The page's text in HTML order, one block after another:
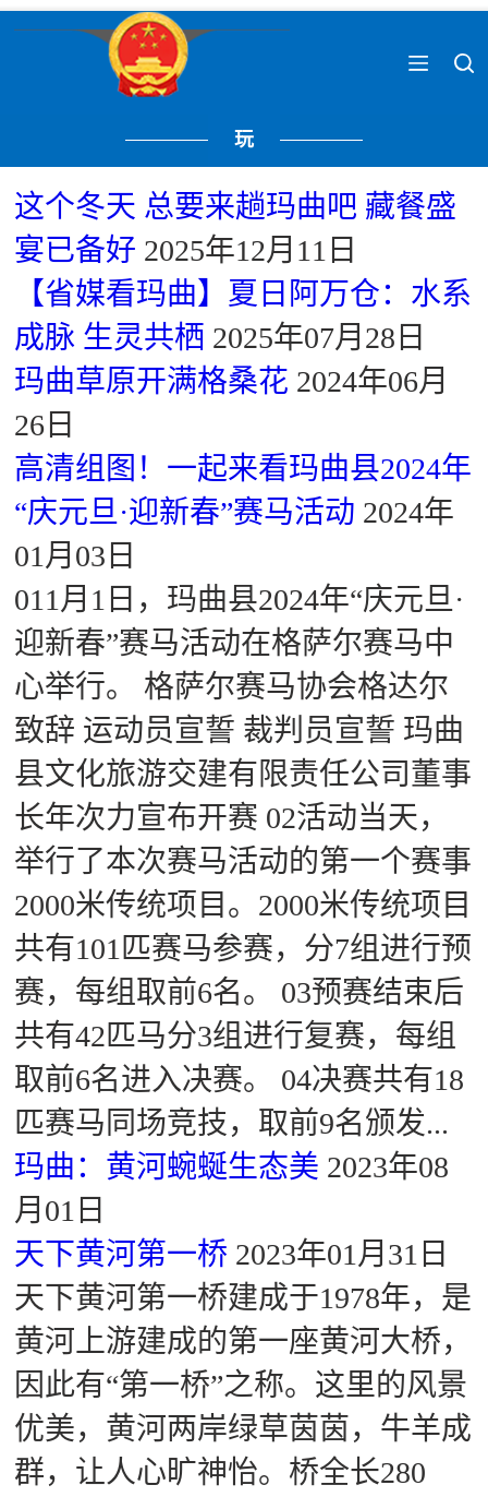
玩
这个冬天 总要来趟玛曲吧 藏餐盛
宴已备好 2025年12月11日
【省媒看玛曲】夏日阿万仓：水系
成脉 生灵共栖 2025年07月28日
玛曲草原开满格桑花 2024年06月
26日
​高清组图！一起来看玛曲县2024年
“庆元旦·迎新春”赛马活动 2024年
01月03日
011月1日，玛曲县2024年“庆元旦·
迎新春”赛马活动在格萨尔赛马中
心举行。 格萨尔赛马协会格达尔
致辞 运动员宣誓 裁判员宣誓 玛曲
县文化旅游交建有限责任公司董事
长年次力宣布开赛 02活动当天，
举行了本次赛马活动的第一个赛事
2000米传统项目。2000米传统项目
共有101匹赛马参赛，分7组进行预
赛，每组取前6名。 03预赛结束后
共有42匹马分3组进行复赛，每组
取前6名进入决赛。 04决赛共有18
匹赛马同场竞技，取前9名颁发...
玛曲：黄河蜿蜒生态美 2023年08
月01日
天下黄河第一桥 2023年01月31日
天下黄河第一桥建成于1978年，是
黄河上游建成的第一座黄河大桥，
因此有“第一桥”之称。这里的风景
优美，黄河两岸绿草茵茵，牛羊成
群，让人心旷神怡。桥全长280